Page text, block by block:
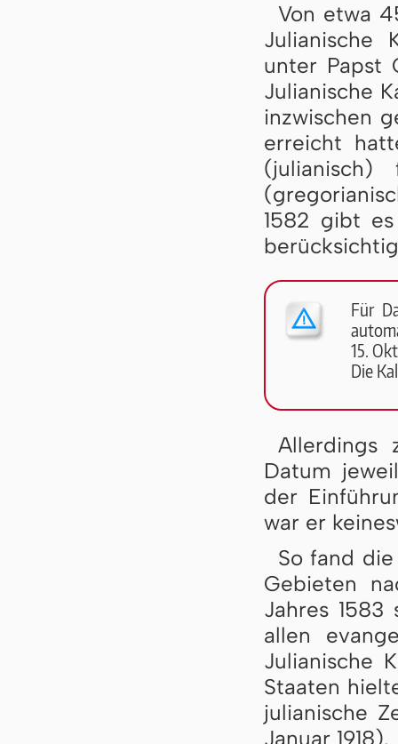
Von etwa
Julianische
unter Papst
Julianische
inzwischen
erreicht
1582 gibt
Für
15.
Die
Allerdings
Datum
der
war er
So fand
Gebieten
Jahres
allen
Julianische
Staaten
julianische
Januar 1918).